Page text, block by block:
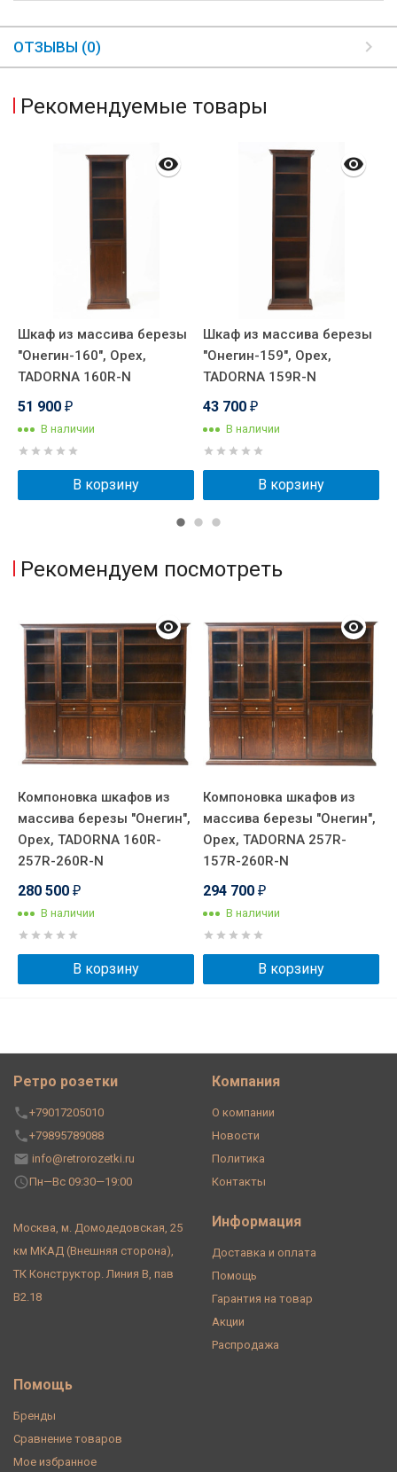
ОТЗЫВЫ (0)
Рекомендуемые товары
Шкаф из массива березы
"Онегин-160", Орех,
TADORNA 160R-N
51 900 ₽
В наличии
В корзину
Шкаф из массива березы
"Онегин-159", Орех,
TADORNA 159R-N
43 700 ₽
В наличии
В корзину
Рекомендуем посмотреть
Компоновка шкафов из
массива березы "Онегин",
Орех, TADORNA 160R-
257R-260R-N
280 500 ₽
В наличии
В корзину
Компоновка шкафов из
массива березы "Онегин",
Орех, TADORNA 257R-
157R-260R-N
294 700 ₽
В наличии
В корзину
Ретро розетки
+79017205010
+79895789088
info@retrorozetki.ru
Пн—Вс 09:30—19:00
Москва, м. Домодедовская, 25
км МКАД (Внешняя сторона),
ТК Конструктор. Линия В, пав
В2.18
Компания
О компании
Новости
Политика
Контакты
Информация
Доставка и оплата
Помощь
Гарантия на товар
Акции
Распродажа
Помощь
Бренды
Сравнение товаров
Мое избранное